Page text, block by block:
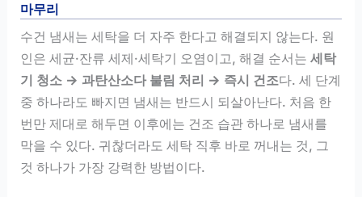
마무리
수건 냄새는 세탁을 더 자주 한다고 해결되지 않는다. 원
인은 세균·잔류 세제·세탁기 오염이고, 해결 순서는세탁
기 청소 → 과탄산소다 불림 처리 → 즉시 건조다. 세 단계
중 하나라도 빠지면 냄새는 반드시 되살아난다. 처음 한
번만 제대로 해두면 이후에는 건조 습관 하나로 냄새를
막을 수 있다. 귀찮더라도 세탁 직후 바로 꺼내는 것, 그
것 하나가 가장 강력한 방법이다.